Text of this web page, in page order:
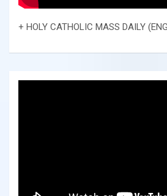
+ HOLY CATHOLIC MASS DAILY